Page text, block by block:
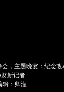
，主题晚宴：纪念
新记者
辑：卿滢